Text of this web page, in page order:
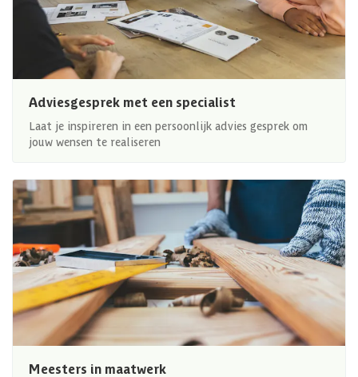
Adviesgesprek met een specialist
Laat je inspireren in een persoonlijk advies gesprek om
jouw wensen te realiseren
Meesters in maatwerk